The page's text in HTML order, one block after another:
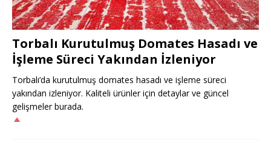
Torbalı Kurutulmuş Domates Hasadı ve
İşleme Süreci Yakından İzleniyor
Torbalı’da kurutulmuş domates hasadı ve işleme süreci
yakından izleniyor. Kaliteli ürünler için detaylar ve güncel
gelişmeler burada.